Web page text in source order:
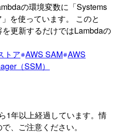
の環境変数に「Systems
を使っています。 このと
更新するだけではLambdaの
トア AWS SAM AWS
（SSM）
1年以上経過しています。情
、ご注意ください。